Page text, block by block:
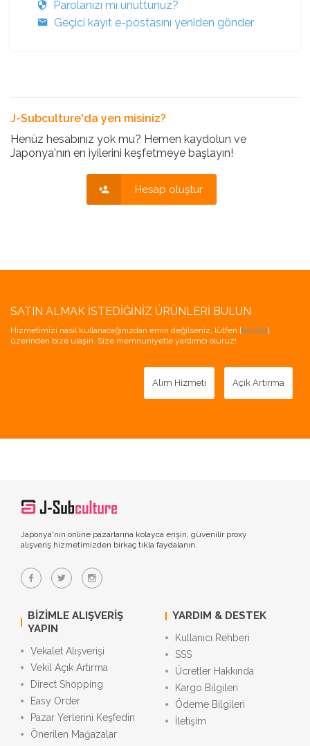
Parolanızı mı unuttunuz?
Geçici kayıt e-postasını yeniden gönder
J-Subculture'da yen misiniz?
Henüz hesabınız yok mu? Hemen kaydolun ve
Japonya'nın en iyilerini keşfetmeye başlayın!
Hesap oluştur
SATIN ALMAK İSTEDIĞINIZ ÜRÜNLERI BULUN
Hizmetimizi nasıl kullanacağınızdan emin değilseniz, lütfen [burada]
üzerinden bize ulaşın. Size memnuniyetle yardımcı oluruz!
Alım Hizmeti Açık Artırma
Japonya'nın online pazarlarına kolayca erişin, güvenilir proxy
alışveriş hizmetimizden birkaç tıkla faydalanın.
BIZIMLE ALIŞVERIŞ
YAPIN
Vekalet Alışverişi
Vekil Açık Artırma
Direct Shopping
Easy Order
Pazar Yerlerini Keşfedin
Önerilen Mağazalar
YARDIM & DESTEK
Kullanıcı Rehberi
SSS
Ücretler Hakkında
Kargo Bilgileri
Ödeme Bilgileri
İletişim